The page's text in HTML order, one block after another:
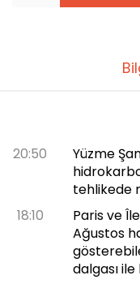
20:50
Yüzme
tehlikede
18:10
Paris ve
Ağustos
dalgası